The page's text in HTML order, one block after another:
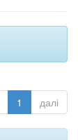
1 далі